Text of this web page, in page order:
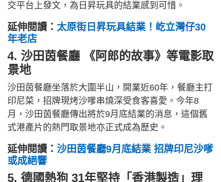
交平台上發文，為日昇玩具的結業感到可惜。
延伸閱讀： 太原街日昇玩具結業！屹立灣仔30
年老店
4. 沙田茵餐廳 《阿郎的故事》等電影取
景地
沙田茵餐廳坐落於大圍半山，開業近60年，餐廳主打
印尼菜，招牌現烤沙嗲串燒深受食客喜愛。今年8
月，沙田茵餐廳傳出將於9月底結業的消息，這個舊
式港產片的熱門取景地亦正式成為歷史。
延伸閱讀： 沙田茵餐廳9月底結業 招牌印尼沙嗲
或成絕響
5. 德國熱狗 31年堅持「香港製造」理